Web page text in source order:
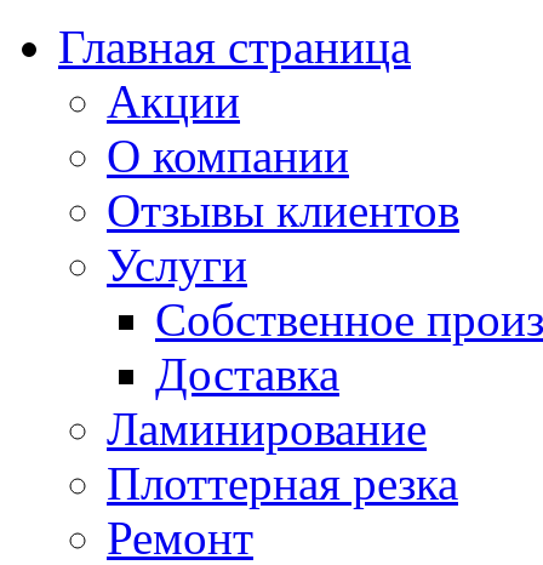
Главная страница
Акции
О компании
Отзывы клиентов
Услуги
Собственное
Доставка
Ламинирование
Плоттерная резка
Ремонт